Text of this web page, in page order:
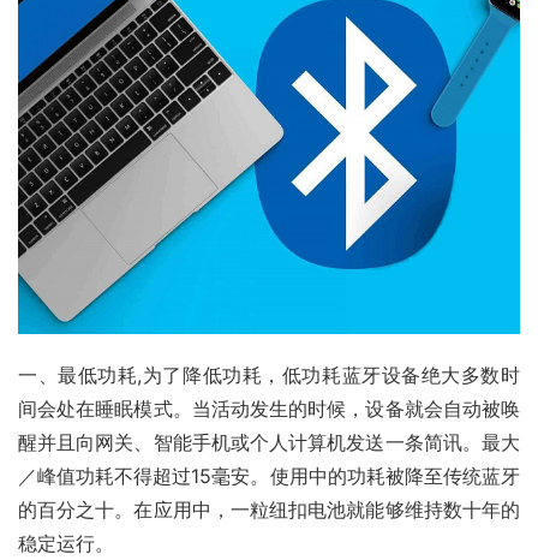
一、最低功耗,为了降低功耗，低功耗蓝牙设备绝大多数时
间会处在睡眠模式。当活动发生的时候，设备就会自动被唤
醒并且向网关、智能手机或个人计算机发送一条简讯。最大
／峰值功耗不得超过15毫安。使用中的功耗被降至传统蓝牙
的百分之十。在应用中，一粒纽扣电池就能够维持数十年的
稳定运行。